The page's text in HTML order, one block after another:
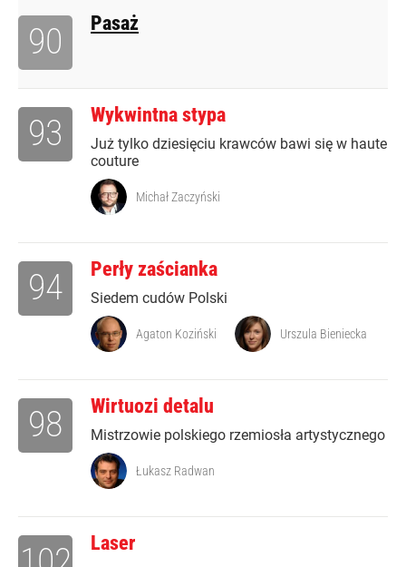
Pasaż
90
Wykwintna stypa
Już tylko dziesięciu krawców bawi się w haute
couture
93
Michał Zaczyński
Perły zaścianka
Siedem cudów Polski
94
Agaton Koziński Urszula Bieniecka
Wirtuozi detalu
Mistrzowie polskiego rzemiosła artystycznego
98
Łukasz Radwan
Laser